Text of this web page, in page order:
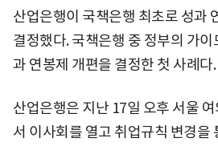
산업은행이 국책은행 최초로 성과
결정했다. 국책은행 중 정부의 가
과 연봉제 개편을 결정한 첫 사례다.
산업은행은 지난 17일 오후 서울
서 이사회를 열고 취업규칙 변경을